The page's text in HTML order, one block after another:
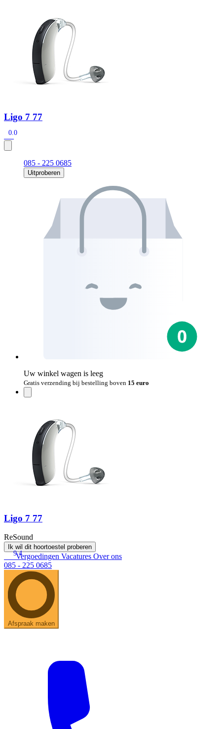
Snel zoeken
Signia hoortoestellenSignia Pure BCT IX
Audio Service R LI 7
Hoortoestelbatterijen
Widex filters
Onderhoudsartikelen
Ligo 7 77
0.0
085 - 225 0685
Uitproberen
Uw winkel wagen is leeg
Gratis verzending bij bestelling boven 15 euro
Ligo 7 77
ReSound
Ik wil dit hoortoestel proberen
9.4
Vergoedingen Vacatures Over ons
085 - 225 0685
Afspraak maken